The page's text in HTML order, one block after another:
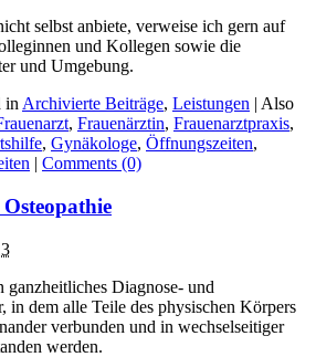
selbst anbiete, verweise ich gern auf
und Kollegen sowie die
und Umgebung.
in Archivierte Beiträge, Leistungen | Also
, Frauenärztin, Frauenarztpraxis,
, Gynäkologe, Öffnungszeiten,
| Comments (0)
ganzheitliches Diagnose- und
in dem alle Teile des physischen Körpers
verbunden und in wechselseitiger
werden.